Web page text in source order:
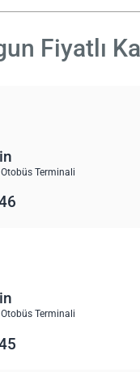
Fiyatlı
Terminali
Otobüs Terminali